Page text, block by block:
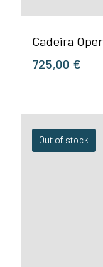
Cadeira
725,00 €
Out of stock